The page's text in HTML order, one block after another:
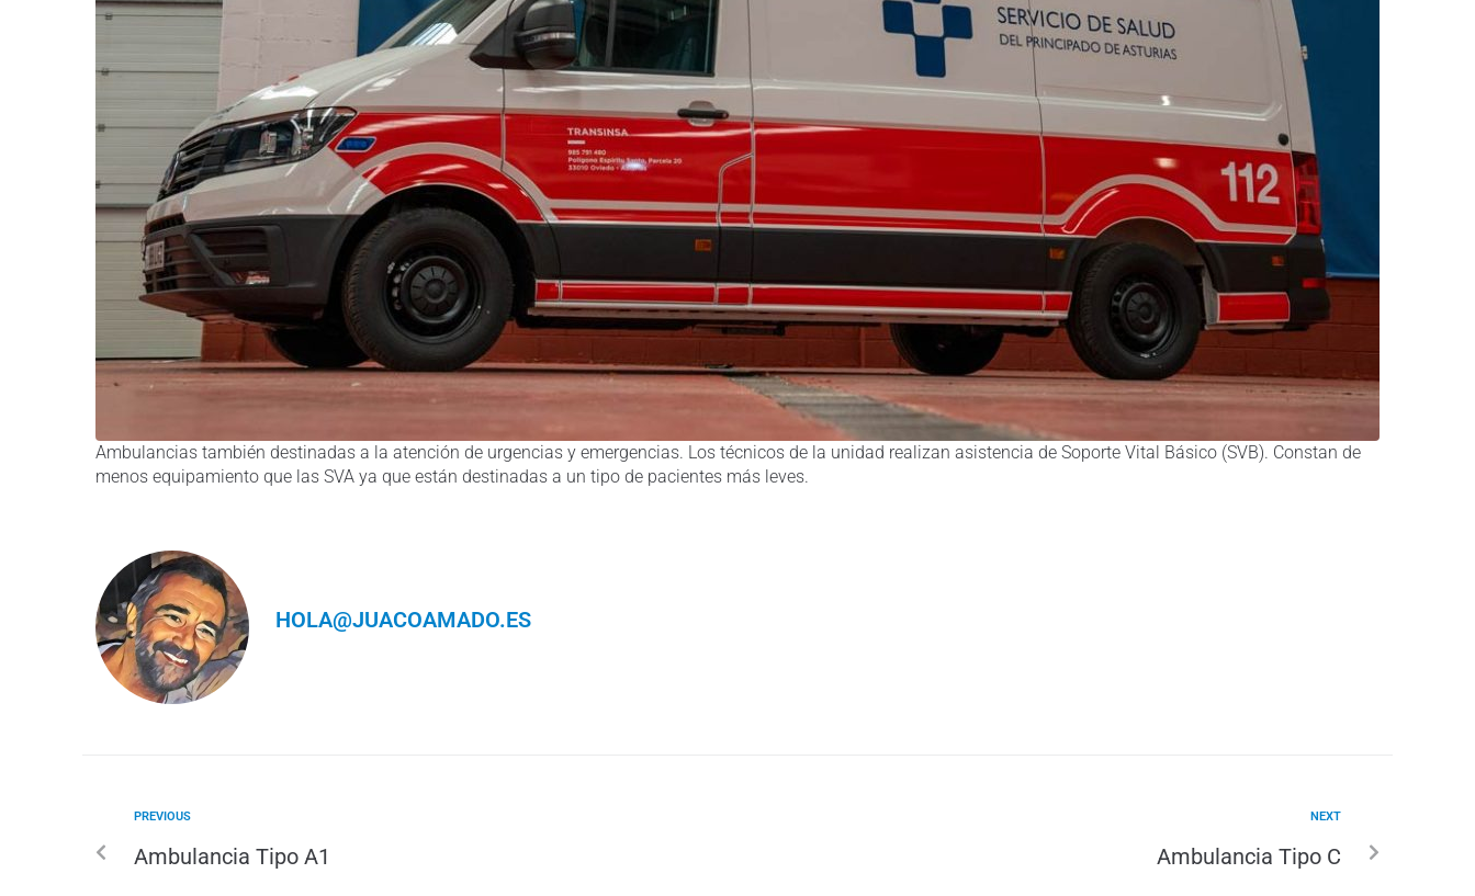
Ambulancias también destinadas a la atención de urgencias y emergencias. Los técnicos de la unidad realizan asistencia de Soporte Vital Básico (SVB). Constan de
menos equipamiento que las SVA ya que están destinadas a un tipo de pacientes más leves.
HOLA@JUACOAMADO.ES
PREVIOUS
Ambulancia Tipo A1
NEXT
Ambulancia Tipo C